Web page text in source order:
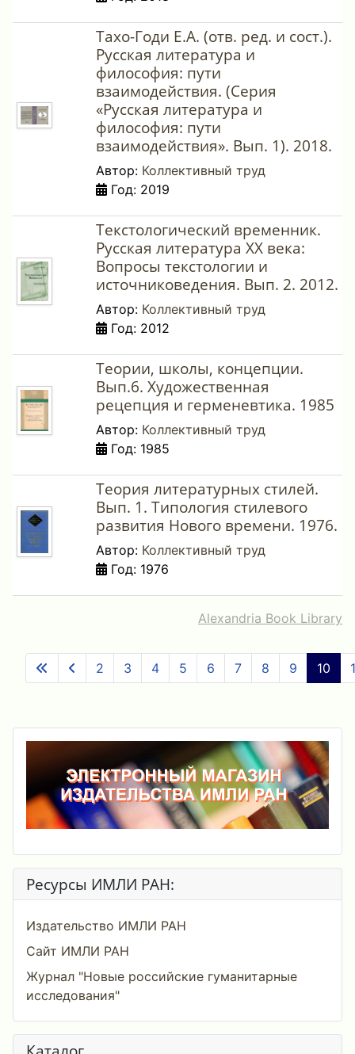
Тахо-Годи Е.А. (отв. ред. и сост.).
Русская литература и
философия: пути
взаимодействия. (Серия
«Русская литература и
философия: пути
взаимодействия». Вып. 1). 2018.
Автор: Коллективный труд
Год: 2019
Текстологический временник.
Русская литература XX века:
Вопросы текстологии и
источниковедения. Вып. 2. 2012.
Автор: Коллективный труд
Год: 2012
Теории, школы, концепции.
Вып.6. Художественная
рецепция и герменевтика. 1985
Автор: Коллективный труд
Год: 1985
Теория литературных стилей.
Вып. 1. Типология стилевого
развития Нового времени. 1976.
Автор: Коллективный труд
Год: 1976
Alexandria Book Library
2 3 4 5 6 7 8 9 10
Ресурсы ИМЛИ РАН:
Издательство ИМЛИ РАН
Сайт ИМЛИ РАН
Журнал "Новые российские гуманитарные
исследования"